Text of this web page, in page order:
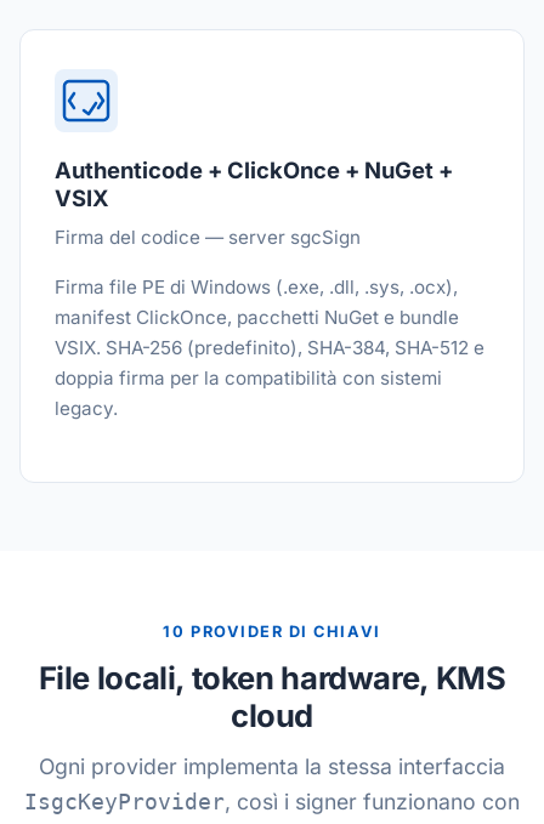
Authenticode + ClickOnce + NuGet +
VSIX
Firma del codice — server sgcSign
Firma file PE di Windows (.exe, .dll, .sys, .ocx),
manifest ClickOnce, pacchetti NuGet e bundle
VSIX. SHA-256 (predefinito), SHA-384, SHA-512 e
doppia firma per la compatibilità con sistemi
legacy.
10 PROVIDER DI CHIAVI
File locali, token hardware, KMS
cloud
Ogni provider implementa la stessa interfaccia
IsgcKeyProvider, così i signer funzionano con